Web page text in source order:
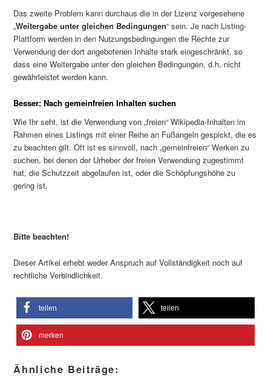
Das zweite Problem kann durchaus die in der Lizenz vorgesehene
„Weitergabe unter gleichen Bedingungen“ sein. Je nach Listing-
Plattform werden in den Nutzungsbedingungen die Rechte zur
Verwendung der dort angebotenen Inhalte stark eingeschränkt, so
dass eine Weitergabe unter den gleichen Bedingungen, d.h. nicht
gewährleistet werden kann.
Besser: Nach gemeinfreien Inhalten suchen
Wie Ihr seht, ist die Verwendung von „freien“ Wikipedia-Inhalten im
Rahmen eines Listings mit einer Reihe an Fußangeln gespickt, die es
zu beachten gilt. Oft ist es sinnvoll, nach „gemeinfreien“ Werken zu
suchen, bei denen der Urheber der freien Verwendung zugestimmt
hat, die Schutzzeit abgelaufen ist, oder die Schöpfungshöhe zu
gering ist.
Bitte beachten!
Dieser Artikel erhebt weder Anspruch auf Vollständigkeit noch auf
rechtliche Verbindlichkeit.
teilen teilen
merken
Ähnliche Beiträge: